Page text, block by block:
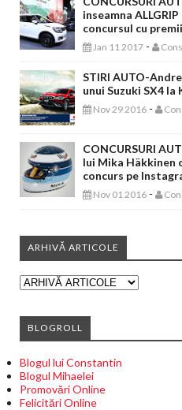
inseamna
concursul cu
Jan 11 2017 -
STIRI AUTO-
unui Suzuki SX4 la
Nov 29 2016 -
CONCURSURI
lui Mika Häkkinen
concurs pe
Nov 01 2016 -
ARHIVĂ ARTICOLE
BLOGROLL
Blogul lui Constantin
Blogul Mihaelei
Promovări Online
Felicitări Online